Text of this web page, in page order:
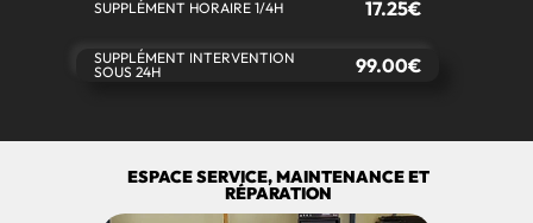
SUPPLÉMENT HORAIRE 1/4H 17.25€
SUPPLÉMENT INTERVENTION
SOUS 24H
99.00€
ESPACE SERVICE, MAINTENANCE ET
RÉPARATION